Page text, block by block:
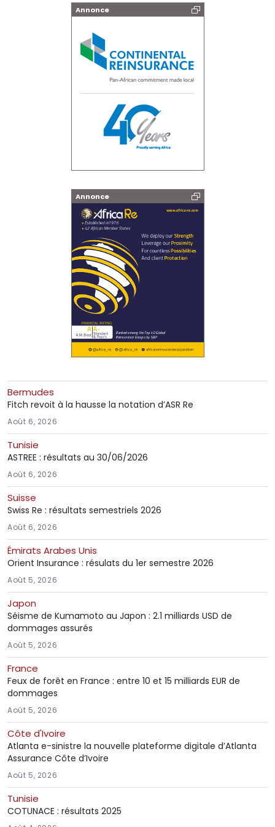
Annonce
Annonce
Bermudes
Fitch revoit à la hausse la notation d’ASR Re
Août 6, 2026
Tunisie
ASTREE : résultats au 30/06/2026
Août 6, 2026
Suisse
Swiss Re : résultats semestriels 2026
Août 6, 2026
Émirats Arabes Unis
Orient Insurance : résulats du 1er semestre 2026
Août 5, 2026
Japon
Séisme de Kumamoto au Japon : 2.1 milliards USD de
dommages assurés
Août 5, 2026
France
Feux de forêt en France : entre 10 et 15 milliards EUR de
dommages
Août 5, 2026
Côte d'Ivoire
Atlanta e-sinistre la nouvelle plateforme digitale d’Atlanta
Assurance Côte d’Ivoire
Août 5, 2026
Tunisie
COTUNACE : résultats 2025